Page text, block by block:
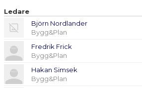
Ledare
Björn Nordlander
Bygg&Plan
Fredrik Frick
Bygg&Plan
Hakan Simsek
Bygg&Plan